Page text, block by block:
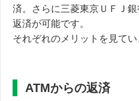
済。さらに三菱東京ＵＦＪ
返済が可能です。
それぞれのメリットを見てい
ATMからの返済